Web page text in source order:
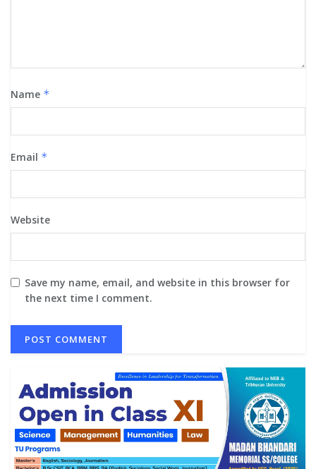
Name *
Email *
Website
Save my name, email, and website in this browser for
the next time I comment.